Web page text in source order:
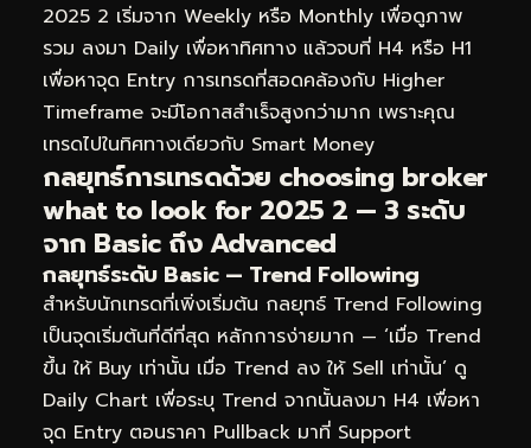
2025 2 เริ่มจาก Weekly หรือ Monthly เพื่อดูภาพ
รวม ลงมา Daily เพื่อหาทิศทาง แล้วจบที่ H4 หรือ H1
เพื่อหาจุด Entry การเทรดที่สอดคล้องกับ Higher
Timeframe จะมีโอกาสสำเร็จสูงกว่ามาก เพราะคุณ
เทรดไปในทิศทางเดียวกับ Smart Money
กลยุทธ์การเทรดด้วย choosing broker
what to look for 2025 2 — 3 ระดับ
จาก Basic ถึง Advanced
กลยุทธ์ระดับ Basic — Trend Following
สำหรับนักเทรดที่เพิ่งเริ่มต้น กลยุทธ์ Trend Following
เป็นจุดเริ่มต้นที่ดีที่สุด หลักการง่ายมาก — ‘เมื่อ Trend
ขึ้น ให้ Buy เท่านั้น เมื่อ Trend ลง ให้ Sell เท่านั้น’ ดู
Daily Chart เพื่อระบุ Trend จากนั้นลงมา H4 เพื่อหา
จุด Entry ตอนราคา Pullback มาที่ Support